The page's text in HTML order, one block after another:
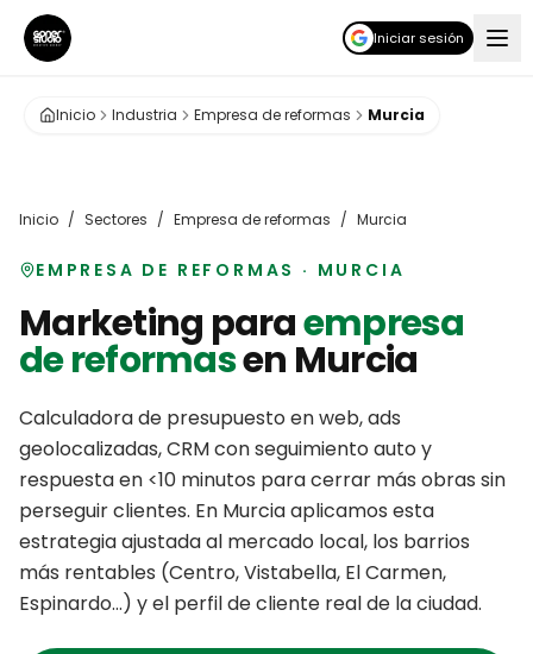
Iniciar sesión
Inicio Industria Empresa de reformas Murcia
Inicio / Sectores / Empresa de reformas / Murcia
EMPRESA DE REFORMAS · MURCIA
Marketing paraempresa
de reformasen Murcia
Calculadora de presupuesto en web, ads
geolocalizadas, CRM con seguimiento auto y
respuesta en <10 minutos para cerrar más obras sin
perseguir clientes. En Murciaaplicamos esta
estrategia ajustada al mercado local, los barrios
más rentables (Centro, Vistabella, El Carmen,
Espinardo…) y el perfil de cliente real de la ciudad.